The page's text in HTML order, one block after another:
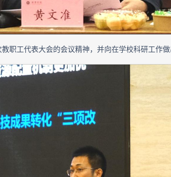
职工代表大会的会议精神，并向在学校科研工作做